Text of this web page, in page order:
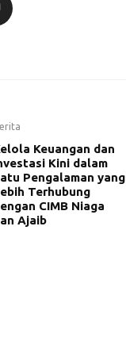
Keuangan dan
Kini dalam
Pengalaman yang
Terhubung
CIMB Niaga
Ajaib